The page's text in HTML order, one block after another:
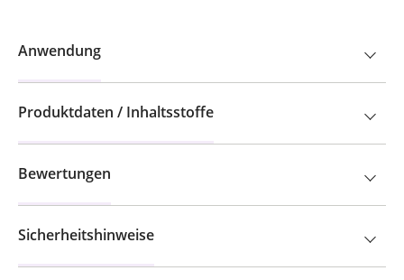
Anwendung
Produktdaten / Inhaltsstoffe
Bewertungen
Sicherheitshinweise